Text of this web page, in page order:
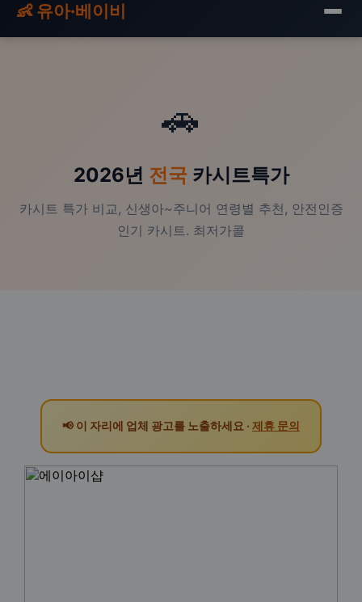
👶 유아·베이비
🚗
2026년 전국카시트특가
카시트 특가 비교, 신생아~주니어 연령별 추천, 안전인증
인기 카시트. 최저가콜
📢 이 자리에 업체 광고를 노출하세요 · 제휴 문의